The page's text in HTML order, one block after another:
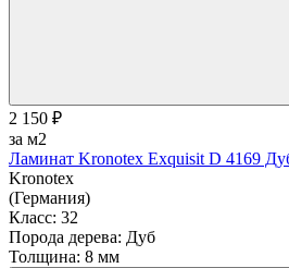
2 150 ₽
за м2
Ламинат Kronotex Exquisit D 4169
Kronotex
(Германия)
Класс: 32
Порода дерева: Дуб
Толщина: 8 мм